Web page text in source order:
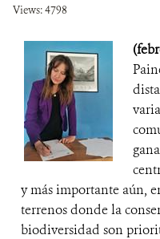
Views: 4798
y más importante aún,
terrenos donde la
biodiversidad son